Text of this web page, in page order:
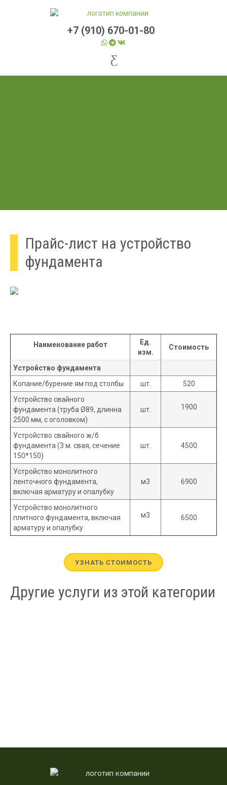
+7 (910) 670-01-80
Прайс-лист на устройство
фундамента
Наименование работ
Ед.
изм.
Стоимость
Устройство фундамента
Копание/бурение ям под столбы
шт.
520
Устройство свайного
фундамента (труба Ø89, длинна
2500 мм, с оголовком)
шт. 1900
Устройство свайного ж/б
фундамента (3 м. свая, сечение
150*150)
шт. 4500
Устройство монолитного
ленточного фундамента,
включая арматуру и опалубку
м3 6900
Устройство монолитного
плитного фундамента, включая
арматуру и опалубку
м3 6500
УЗНАТЬ СТОИМОСТЬ
Другие услуги из этой категории